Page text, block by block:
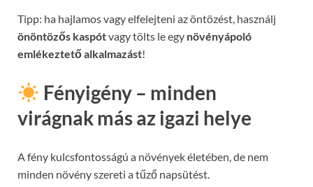
Tipp: ha hajlamos vagy elfelejteni az öntözést, használj
önöntözős kaspótvagy tölts le egy növényápoló
emlékeztető alkalmazást!
Fényigény – minden
virágnak más az igazi helye
A fény kulcsfontosságú a növények életében, de nem
minden növény szereti a tűző napsütést.